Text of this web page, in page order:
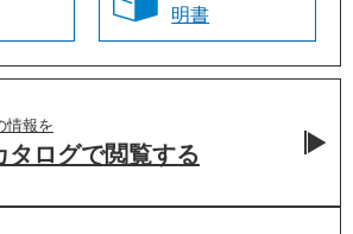
明書
情報を
タログで閲覧する